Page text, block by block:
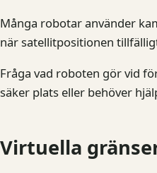
Många robotar använder
när satellitpositionen
Fråga vad roboten gör vid
säker plats eller behöver
Virtuella